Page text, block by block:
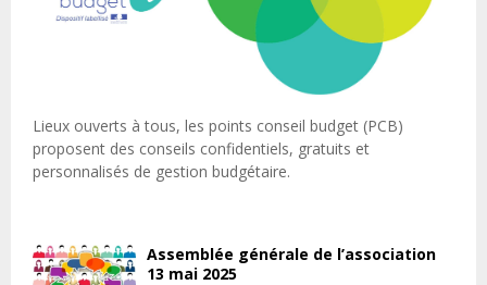
Lieux ouverts à tous, les points conseil budget (PCB)
proposent des conseils confidentiels, gratuits et
personnalisés de gestion budgétaire.
Assemblée générale de l’association
13 mai 2025